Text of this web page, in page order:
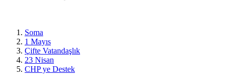
Soma
1 Mayıs
Çifte Vatandaşlık
23 Nisan
CHP ye Destek